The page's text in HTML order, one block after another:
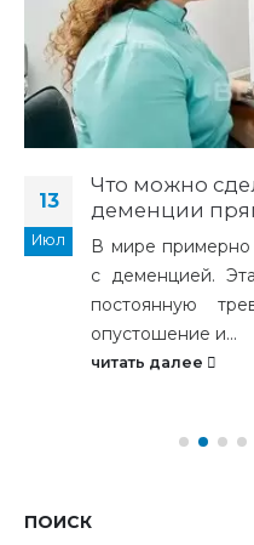
13
Июл
Что можно
деменции
В мире примерно
с деменцией.
постоянную
опустошение и...
читать далее
ПОИСК